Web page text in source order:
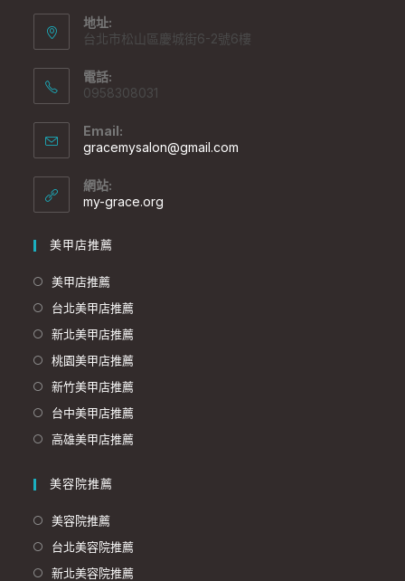
地址:
台北市松山區慶城街6-2號6樓
電話:
0958308031
Email:
gracemysalon@gmail.com
網站:
my-grace.org
美甲店推薦
美甲店推薦
台北美甲店推薦
新北美甲店推薦
桃園美甲店推薦
新竹美甲店推薦
台中美甲店推薦
高雄美甲店推薦
美容院推薦
美容院推薦
台北美容院推薦
新北美容院推薦